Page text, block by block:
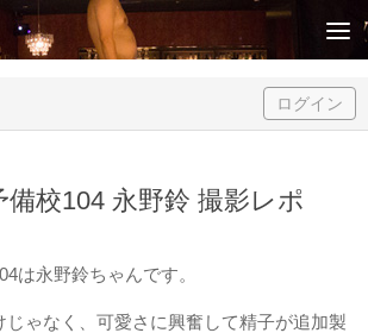
ログイン
校104 永野鈴 撮影レポ
は永野鈴ちゃんです。
ゃなく、可愛さに興奮して精子が追加製